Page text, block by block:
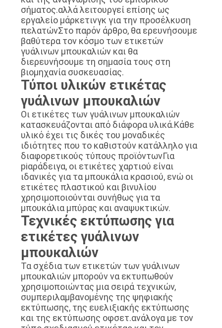
σήματος.αλλά λειτουργεί επίσης ως
εργαλείο μάρκετινγκ για την προσέλκυση
πελατώνΣτο παρόν άρθρο, θα ερευνήσουμε
βαθύτερα τον κόσμο των ετικετών
γυάλινων μπουκαλιών και θα
διερευνήσουμε τη σημασία τους στη
βιομηχανία συσκευασίας.
Τύποι υλικών ετικέτας
γυάλινων μπουκαλιών
Οι ετικέτες των γυάλινων μπουκαλιών
κατασκευάζονται από διάφορα υλικά.Κάθε
υλικό έχει τις δικές του μοναδικές
ιδιότητες που το καθιστούν κατάλληλο για
διαφορετικούς τύπους προϊόντωνΓια
piαράδειγα, οι ετικέτες χαρτιού είναι
ιδανικές για τα μπουκάλια κρασιού, ενώ οι
ετικέτες πλαστικού και βινυλίου
χρησιμοποιούνται συνήθως για τα
μπουκάλια μπύρας και αναψυκτικών.
Τεχνικές εκτύπωσης για
ετικέτες γυάλινων
μπουκαλιών
Τα σχέδια των ετικετών των γυάλινων
μπουκαλιών μπορούν να εκτυπωθούν
χρησιμοποιώντας μια σειρά τεχνικών,
συμπεριλαμβανομένης της ψηφιακής
εκτύπωσης, της ευελιξιακής εκτύπωσης
και της εκτύπωσης οφσετ.ανάλογα με τον